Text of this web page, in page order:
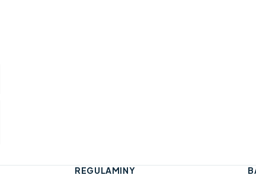
REGULAMINY